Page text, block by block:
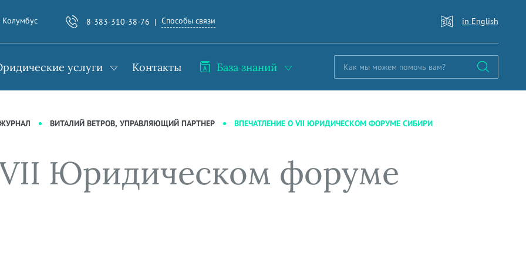
Колумбус 8-383-310-38-76 Способы связи in English
услуги Контакты База знаний
ВИТАЛИЙ ВЕТРОВ, УПРАВЛЯЮЩИЙ ПАРТНЕР ВПЕЧАТЛЕНИЕ О VII ЮРИДИЧЕСКОМ ФОРУМЕ СИБИРИ
Юридическом форуме